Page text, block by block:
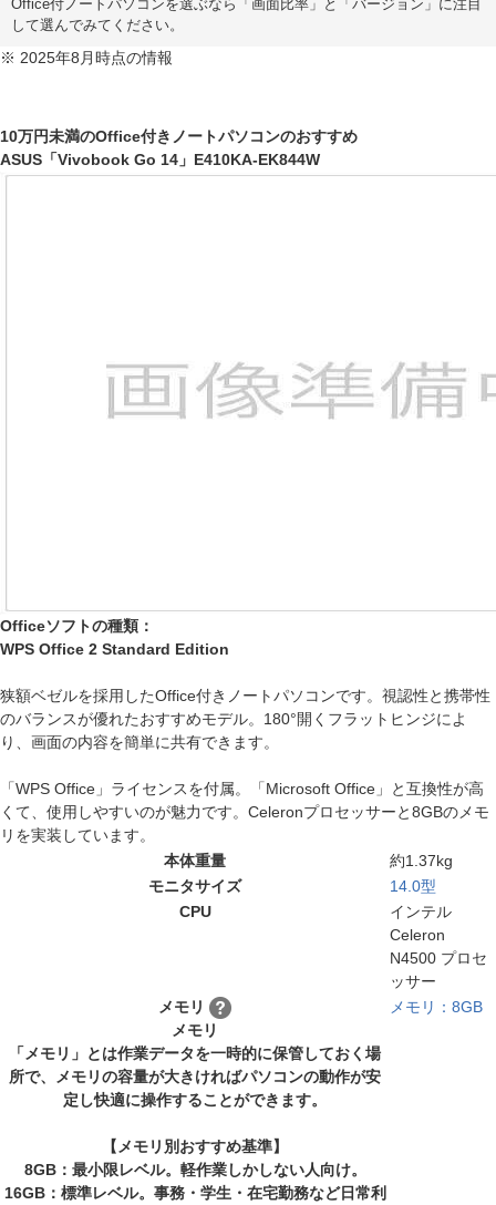
Office付ノートパソコンを選ぶなら「画面比率」と「バージョン」に注目
して選んでみてください。
※ 2025年8月時点の情報
10万円未満のOffice付きノートパソコンのおすすめ
ASUS「Vivobook Go 14」E410KA-EK844W
Officeソフトの種類：
WPS Office 2 Standard Edition
狭額ベゼルを採用したOffice付きノートパソコンです。視認性と携帯性
のバランスが優れたおすすめモデル。180°開くフラットヒンジによ
り、画面の内容を簡単に共有できます。
「WPS Office」ライセンスを付属。「Microsoft Office」と互換性が高
くて、使用しやすいのが魅力です。Celeronプロセッサーと8GBのメモ
リを実装しています。
本体重量
約1.37kg
モニタサイズ
14.0型
CPU
インテル
Celeron
N4500 プロセ
ッサー
メモリ
メモリ
「メモリ」とは作業データを一時的に保管しておく場
所で、メモリの容量が大きければパソコンの動作が安
定し快適に操作することができます。
【メモリ別おすすめ基準】
8GB：最小限レベル。軽作業しかしない人向け。
16GB：標準レベル。事務・学生・在宅勤務など日常利
メモリ：8GB